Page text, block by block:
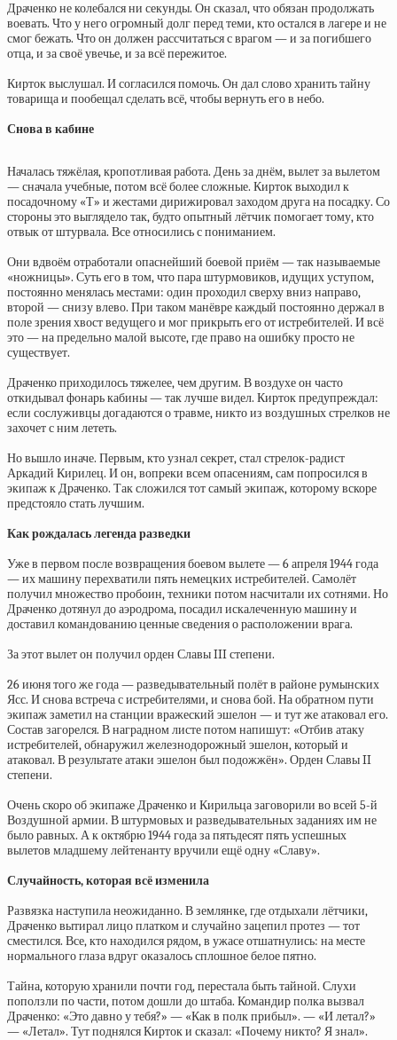
Драченко не колебался ни секунды. Он сказал, что обязан продолжать
воевать. Что у него огромный долг перед теми, кто остался в лагере и не
смог бежать. Что он должен рассчитаться с врагом — и за погибшего
отца, и за своё увечье, и за всё пережитое.
Кирток выслушал. И согласился помочь. Он дал слово хранить тайну
товарища и пообещал сделать всё, чтобы вернуть его в небо.
Снова в кабине
Началась тяжёлая, кропотливая работа. День за днём, вылет за вылетом
— сначала учебные, потом всё более сложные. Кирток выходил к
посадочному «Т» и жестами дирижировал заходом друга на посадку. Со
стороны это выглядело так, будто опытный лётчик помогает тому, кто
отвык от штурвала. Все относились с пониманием.
Они вдвоём отработали опаснейший боевой приём — так называемые
«ножницы». Суть его в том, что пара штурмовиков, идущих уступом,
постоянно менялась местами: один проходил сверху вниз направо,
второй — снизу влево. При таком манёвре каждый постоянно держал в
поле зрения хвост ведущего и мог прикрыть его от истребителей. И всё
это — на предельно малой высоте, где право на ошибку просто не
существует.
Драченко приходилось тяжелее, чем другим. В воздухе он часто
откидывал фонарь кабины — так лучше видел. Кирток предупреждал:
если сослуживцы догадаются о травме, никто из воздушных стрелков не
захочет с ним лететь.
Но вышло иначе. Первым, кто узнал секрет, стал стрелок-радист
Аркадий Кирилец. И он, вопреки всем опасениям, сам попросился в
экипаж к Драченко. Так сложился тот самый экипаж, которому вскоре
предстояло стать лучшим.
Как рождалась легенда разведки
Уже в первом после возвращения боевом вылете — 6 апреля 1944 года
— их машину перехватили пять немецких истребителей. Самолёт
получил множество пробоин, техники потом насчитали их сотнями. Но
Драченко дотянул до аэродрома, посадил искалеченную машину и
доставил командованию ценные сведения о расположении врага.
За этот вылет он получил орден Славы III степени.
26 июня того же года — разведывательный полёт в районе румынских
Ясс. И снова встреча с истребителями, и снова бой. На обратном пути
экипаж заметил на станции вражеский эшелон — и тут же атаковал его.
Состав загорелся. В наградном листе потом напишут: «Отбив атаку
истребителей, обнаружил железнодорожный эшелон, который и
атаковал. В результате атаки эшелон был подожжён». Орден Славы II
степени.
Очень скоро об экипаже Драченко и Кирильца заговорили во всей 5-й
Воздушной армии. В штурмовых и разведывательных заданиях им не
было равных. А к октябрю 1944 года за пятьдесят пять успешных
вылетов младшему лейтенанту вручили ещё одну «Славу».
Случайность, которая всё изменила
Развязка наступила неожиданно. В землянке, где отдыхали лётчики,
Драченко вытирал лицо платком и случайно зацепил протез — тот
сместился. Все, кто находился рядом, в ужасе отшатнулись: на месте
нормального глаза вдруг оказалось сплошное белое пятно.
Тайна, которую хранили почти год, перестала быть тайной. Слухи
поползли по части, потом дошли до штаба. Командир полка вызвал
Драченко: «Это давно у тебя?» — «Как в полк прибыл». — «И летал?»
— «Летал». Тут поднялся Кирток и сказал: «Почему никто? Я знал».